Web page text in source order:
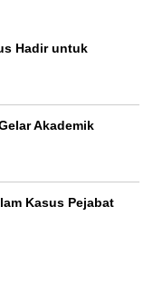
Hadir untuk
Akademik
Kasus Pejabat